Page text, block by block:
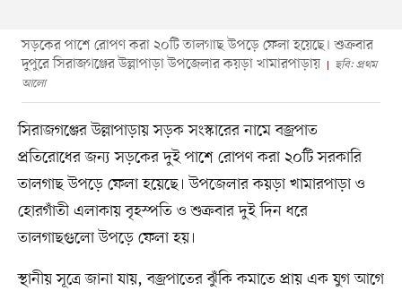
সড়কের পাশে রোপণ করা ২০টি তালগাছ উপড়ে ফেলা হয়েছে। শুক্রবার
দুপুরে সিরাজগঞ্জের উল্লাপাড়া উপজেলার কয়ড়া খামারপাড়ায়
ছবি: প্রথম
আলো
সিরাজগঞ্জের উল্লাপাড়ায় সড়ক সংস্কারের নামে বজ্রপাত
প্রতিরোধের জন্য সড়কের দুই পাশে রোপণ করা ২০টি সরকারি
তালগাছ উপড়ে ফেলা হয়েছে। উপজেলার কয়ড়া খামারপাড়া ও
হোরগাঁতী এলাকায় বৃহস্পতি ও শুক্রবার দুই দিন ধরে
তালগাছগুলো উপড়ে ফেলা হয়।
স্থানীয় সূত্রে জানা যায়, বজ্রপাতের ঝুঁকি কমাতে প্রায় এক যুগ আগে